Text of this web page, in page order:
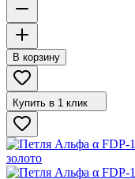
В корзину
Купить в 1 клик